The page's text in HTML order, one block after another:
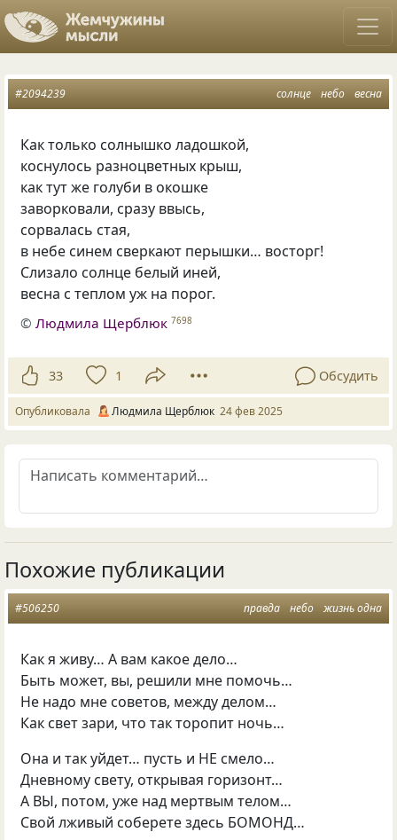
солнце небо весна
#2094239
Как только солнышко ладошкой,
коснулось разноцветных крыш,
как тут же голуби в окошке
заворковали, сразу ввысь,
сорвалась стая,
в небе синем сверкают перышки… восторг!
Слизало солнце белый иней,
весна с теплом уж на порог.
©Людмила Щерблюк 7698
33 1 Обсудить
Опубликовала Людмила Щерблюк 24 фев 2025
Похожие публикации
правда небо жизнь одна
#506250
Как я живу… А вам какое дело…
Быть может, вы, решили мне помочь…
Не надо мне советов, между делом…
Как свет зари, что так торопит ночь…
Она и так уйдет… пусть и НЕ смело…
Дневному свету, открывая горизонт…
А ВЫ, потом, уже над мертвым телом…
Свой лживый соберете здесь БОМОНД…